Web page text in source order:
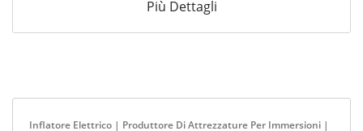
Più Dettagli
Inflatore Elettrico | Produttore Di Attrezzature Per Immersioni |